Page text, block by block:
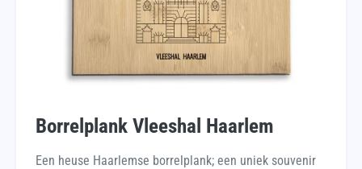
Borrelplank Vleeshal Haarlem
Een heuse Haarlemse borrelplank; een uniek souvenir